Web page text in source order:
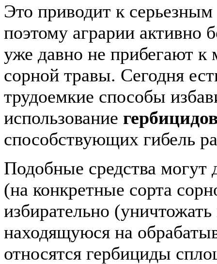
Это приводит к
поэтому аграрии активно
уже давно не прибегают к
сорной травы. Сегодня
трудоемкие способы
использование
способствующих гибель
Подобные средства могут
(на конкретные сорта
избирательно
находящуюся на
относятся гербициды